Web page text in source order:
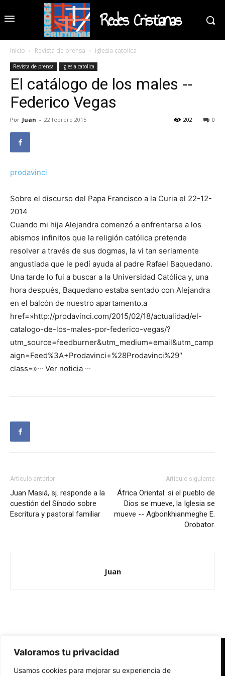
Valoramos tu privacidad
Usamos cookies para mejorar su experiencia de
Redes Cristianas
Inicio Revista de prensa iglesia catolica
Revista de prensa iglesia catolica
El catálogo de los males --
Federico Vegas
Por Juan - 22 febrero 2015 0
202
prodavinci
Sobre el discurso del Papa Francisco a la Curia el 22-12-
2014
Cuando mi hija Alejandra comenzó a enfrentarse a los
abismos infinitos que la religión católica pretende
resolver a través de sus dogmas, la vi tan seriamente
angustiada que le pedí ayuda al padre Rafael Baquedano.
Una tarde lo fui a buscar a la Universidad Católica y, una
hora después, Baquedano estaba sentado con Alejandra
en el balcón de nuestro apartamento.a
href=»http://prodavinci.com/2015/02/18/actualidad/el-
catalogo-de-los-males-por-federico-vegas/?
utm_source=feedburner&utm_medium=email&utm_camp
aign=Feed%3A+Prodavinci+%28Prodavinci%29″
class=»··· Ver noticia ···
Artículo anterior
Juan Masiá, sj. responde a la
cuestión del Sínodo sobre
Escritura y pastoral familiar
Artículo siguiente
África Oriental: si el pueblo de
Dios se mueve, la Iglesia se
mueve -- Agbonkhianmeghe E.
Orobator.
Juan
Redes Cristianas
Una mirada alternativa sobre la Iglesia católica y la sociedad